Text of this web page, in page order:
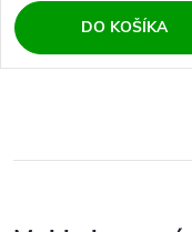
DO KOŠÍKA